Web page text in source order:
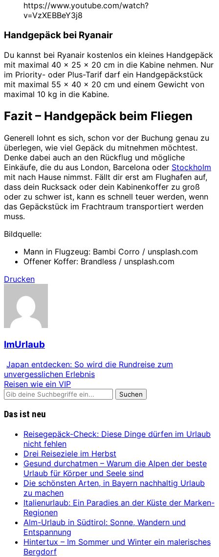
https://www.youtube.com/watch?
v=VzXEBBeY3j8
Handgepäck bei Ryanair
Du kannst bei Ryanair kostenlos ein kleines Handgepäck
mit maximal 40 x 25 x 20 cm in die Kabine nehmen. Nur
im Priority- oder Plus-Tarif darf ein Handgepäckstück
mit maximal 55 x 40 x 20 cm und einem Gewicht von
maximal 10 kg in die Kabine.
Fazit – Handgepäck beim Fliegen
Generell lohnt es sich, schon vor der Buchung genau zu
überlegen, wie viel Gepäck du mitnehmen möchtest.
Denke dabei auch an den Rückflug und mögliche
Einkäufe, die du aus London, Barcelona oder Stockholm
mit nach Hause nimmst. Fällt dir erst am Flughafen auf,
dass dein Rucksack oder dein Kabinenkoffer zu groß
oder zu schwer ist, kann es schnell teuer werden, wenn
das Gepäckstück im Frachtraum transportiert werden
muss.
Bildquelle:
Mann in Flugzeug: Bambi Corro / unsplash.com
Offener Koffer: Brandless / unsplash.com
Drucken
ImUrlaub
Japan entdecken: So wird die Rundreise zum
unvergesslichen Erlebnis
Reisen wie ein VIP
Das ist neu
Reisegepäck-Check: Diese Dinge dürfen im Urlaub
nicht fehlen
Drei Reiseziele im Herbst
Gesund durchatmen – Warum die Alpen der beste
Urlaub für Körper und Seele sind
Die schönsten Arten, in Bayern nachhaltig Urlaub
zu machen
Italienurlaub: Ein Paradies an der Küste der Marken-
Regionen
Alm-Urlaub in Südtirol: Sonne, Wandern und
Entspannung
Hintertux – Im Sommer und Winter ein malerisches
Bergdorf